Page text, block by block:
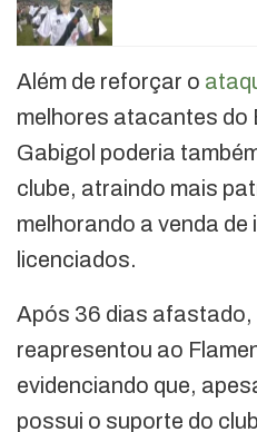
Além de reforçar o
melhores atacantes do
Gabigol poderia
clube, atraindo mais
melhorando a venda
licenciados.
Após 36 dias afastado,
reapresentou ao
evidenciando que,
possui o suporte do